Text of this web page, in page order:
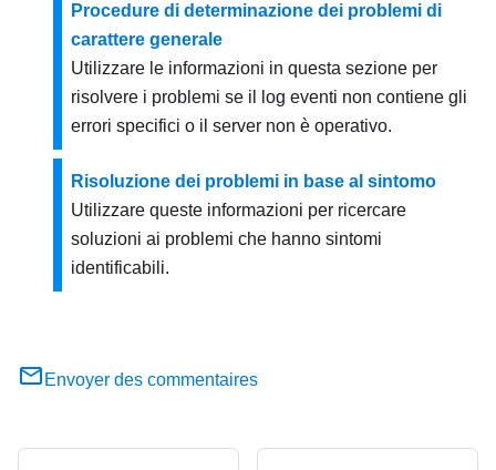
Procedure di determinazione dei problemi di
carattere generale
Utilizzare le informazioni in questa sezione per
risolvere i problemi se il log eventi non contiene gli
errori specifici o il server non è operativo.
Risoluzione dei problemi in base al sintomo
Utilizzare queste informazioni per ricercare
soluzioni ai problemi che hanno sintomi
identificabili.
Envoyer des commentaires